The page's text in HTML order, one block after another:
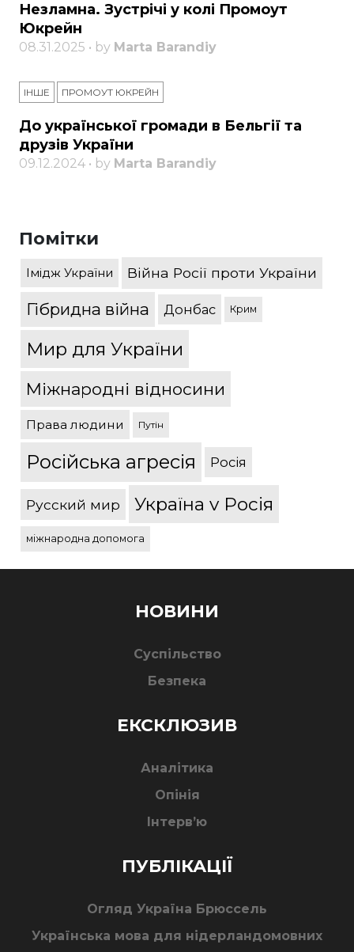
Незламна. Зустрічі у колі Промоут
Юкрейн
08.31.2025 • by Marta Barandiy
ІНШЕ ПРОМОУТ ЮКРЕЙН
До української громади в Бельгії та
друзів України
09.12.2024 • by Marta Barandiy
Помітки
Імідж України Війна Росії проти України
Гібридна війна Донбас Крим
Мир для України
Міжнародні відносини
Права людини Путін
Російська агресія Росія
Русский мир Україна v Росія
міжнародна допомога
НОВИНИ
Суспільство
Безпека
ЕКСКЛЮЗИВ
Аналітика
Опінія
Інтерв’ю
ПУБЛІКАЦІЇ
Огляд Україна Брюссель
Українська мова для нідерландомовних